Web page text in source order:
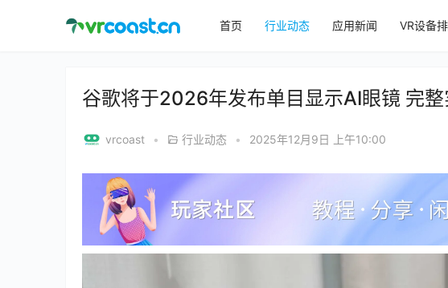
首页 行业动态 应用新闻 VR设备
谷歌将于2026年发布单目显示AI眼镜 完
vrcoast • 行业动态 • 2025年12月9日 上午10:00